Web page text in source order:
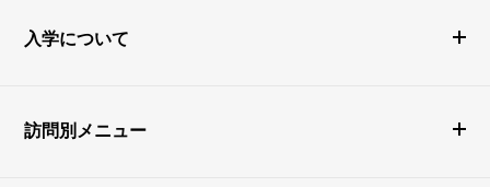
入学について
訪問別メニュー